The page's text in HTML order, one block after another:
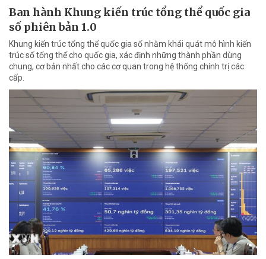
Ban hành Khung kiến trúc tổng thể quốc gia
số phiên bản 1.0
Khung kiến trúc tổng thể quốc gia số nhằm khái quát mô hình kiến
trúc số tổng thể cho quốc gia, xác định những thành phần dùng
chung, cơ bản nhất cho các cơ quan trong hệ thống chính trị các
cấp.